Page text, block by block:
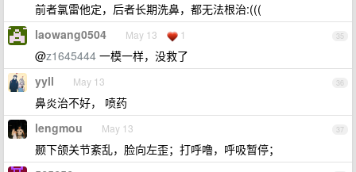
前者氯雷他定，后者长期洗鼻，都无法根治:(((
35
laowang0504 May 13 1
@z1645444 一模一样，没救了
36
yyll May 13
鼻炎治不好， 喷药
37
lengmou May 13
颞下颌关节紊乱，脸向左歪；打呼噜，呼吸暂停；